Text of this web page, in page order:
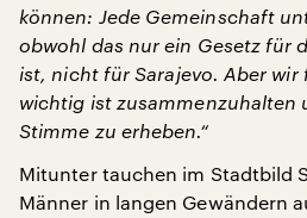
können: Jede Gemeinschaft
obwohl das nur ein Gesetz für
ist, nicht für Sarajevo. Aber wir
wichtig ist zusammenzuhalten
Stimme zu erheben.“
Mitunter tauchen im Stadtbild
Männer in langen Gewändern